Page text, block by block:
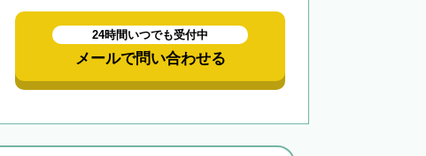
24時間いつでも受付中
メールで問い合わせる